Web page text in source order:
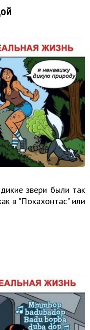
звери были так
в "Покахонтас" или